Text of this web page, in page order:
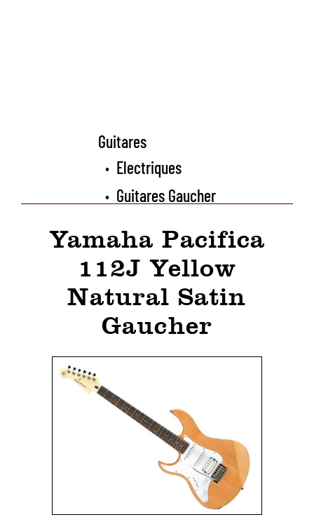
Guitares
• Electriques
• Guitares Gaucher
Yamaha Pacifica
112J Yellow
Natural Satin
Gaucher